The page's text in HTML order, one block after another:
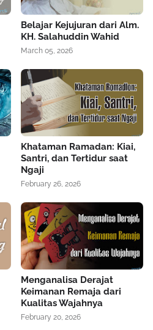
Belajar Kejujuran dari Alm.
KH. Salahuddin Wahid
March 05, 2026
Khataman Ramadan: Kiai,
Santri, dan Tertidur saat
Ngaji
February 26, 2026
Menganalisa Derajat
Keimanan Remaja dari
Kualitas Wajahnya
February 20, 2026